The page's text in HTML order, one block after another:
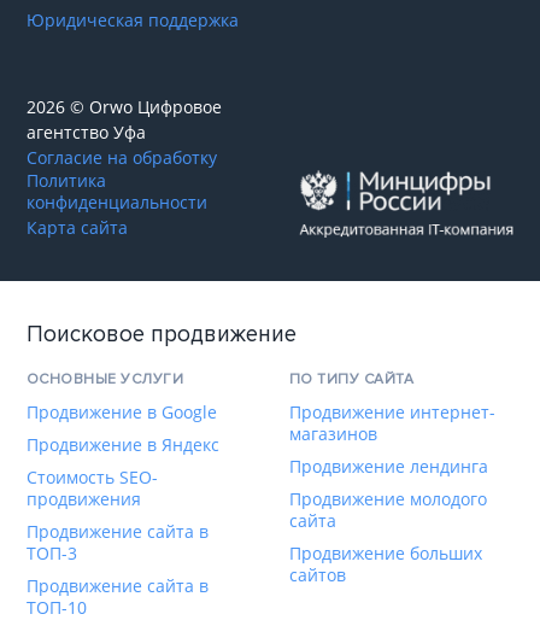
Юридическая поддержка
2026 © Orwo Цифровое
агентство Уфа
Согласие на обработку
Политика
конфиденциальности
Карта сайта
Поисковое продвижение
ОСНОВНЫЕ УСЛУГИ
Продвижение в Google
Продвижение в Яндекс
Стоимость SEO-
продвижения
Продвижение сайта в
ТОП-3
Продвижение сайта в
ТОП-10
ПО ТИПУ САЙТА
Продвижение интернет-
магазинов
Продвижение лендинга
Продвижение молодого
сайта
Продвижение больших
сайтов